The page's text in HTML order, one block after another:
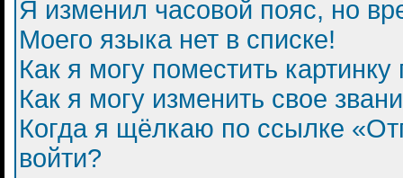
Я изменил часовой пояс, но
Моего языка нет в списке!
Как я могу поместить
Как я могу изменить свое
Когда я щёлкаю по ссылке
войти?